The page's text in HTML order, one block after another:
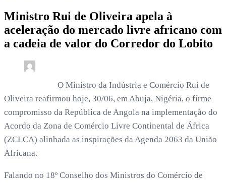
Ministro Rui de Oliveira apela à
aceleração do mercado livre africano com
a cadeia de valor do Corredor do Lobito
O Ministro da Indústria e Comércio Rui de
Oliveira reafirmou hoje, 30/06, em Abuja, Nigéria, o firme
compromisso da República de Angola na implementação do
Acordo da Zona de Comércio Livre Continental de África
(ZCLCA) alinhada as inspirações da Agenda 2063 da União
Africana.
Falando no 18º Conselho dos Ministros do Comércio de